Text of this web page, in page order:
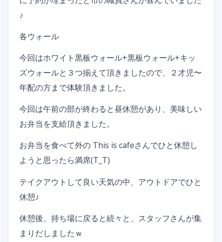
♪
各ウォール
今回はホワイト黒板ウォール+黒板ウォール+キッ
ズウォールと３つ揃えて頂きましたので、２才児〜
年配の方まで体験頂きました。
今回は午前の部が終わると昼休憩があり、美味しい
お弁当を支給頂きました。
お弁当を食べて外の This is cafeさんでひと休憩し
ようと思ったら満席(T_T)
テイクアウトして良い天気の中、アウトドアでひと
休憩♪
休憩後、持ち場に戻ると続々と、スタッフさんが集
まりだしましたｗ